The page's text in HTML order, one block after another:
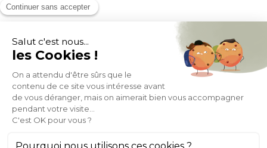
MOYENS DE PAIEMENT